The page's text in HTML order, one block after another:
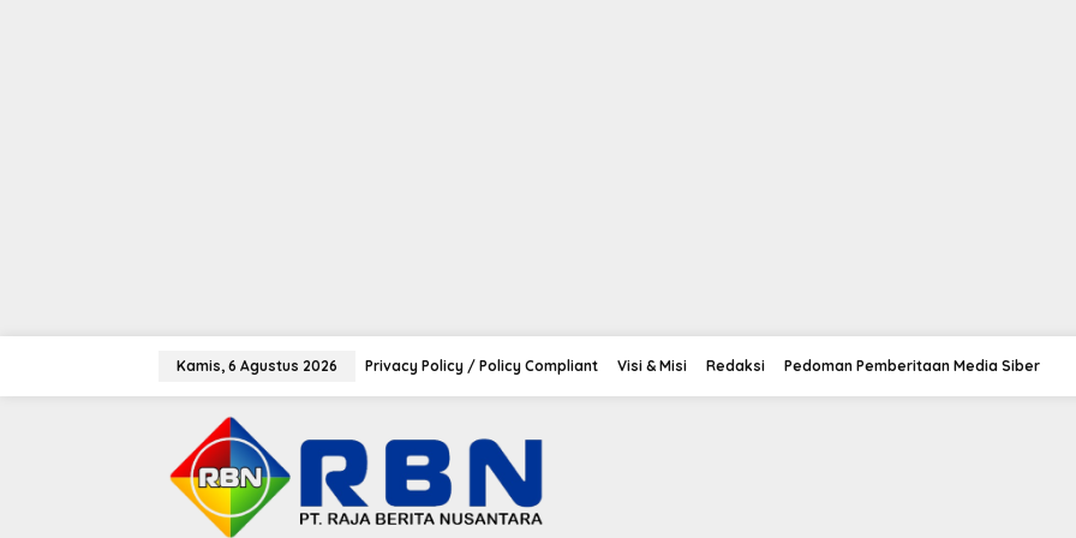
Kamis, 6 Agustus 2026 Privacy Policy / Policy Compliant Visi & Misi Redaksi Pedoman Pemberitaan Media Siber